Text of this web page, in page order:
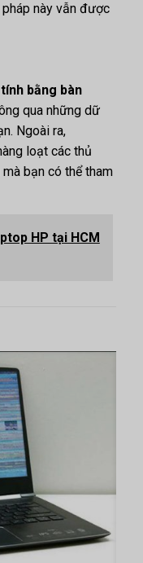
này vẫn được
bằng bàn
qua những dữ
Ngoài ra,
loạt các thủ
bạn có thể tham
HP tại HCM